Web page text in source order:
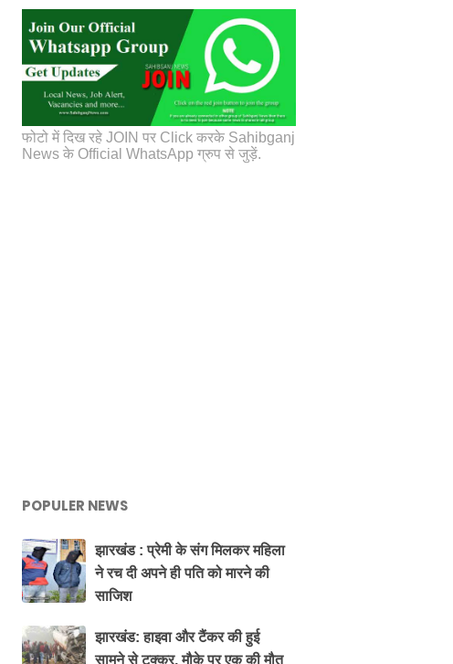
फोटो में दिख रहे JOIN पर Click करके Sahibganj
News के Official WhatsApp ग्रुप से जुड़ें.
POPULER NEWS
झारखंड : प्रेमी के संग मिलकर महिला
ने रच दी अपने ही पति को मारने की
साजिश
झारखंड: हाइवा और टैंकर की हुई
सामने से टक्कर, मौके पर एक की मौत